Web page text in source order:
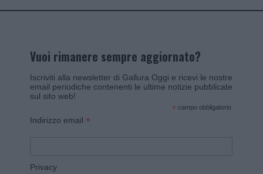
Vuoi rimanere sempre aggiornato?
Iscriviti alla newsletter di Gallura Oggi e ricevi le nostre
email periodiche contenenti le ultime notizie pubblicate
sul sito web!
* campo obbligatorio
Indirizzo email *
Privacy